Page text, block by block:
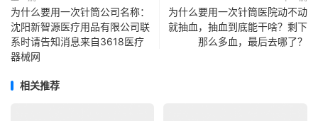
为什么要用一次针筒公司名称：
沈阳新智源医疗用品有限公司联
系时请告知消息来自3618医疗
器械网
为什么要用一次针筒医院动不动
就抽血，抽血到底能干啥？剩下
那么多血，最后去哪了？
相关推荐